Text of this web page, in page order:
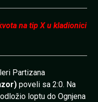
na tip X u kladionici
Partizana
poveli sa 2:0. Na
loptu do Ognjena